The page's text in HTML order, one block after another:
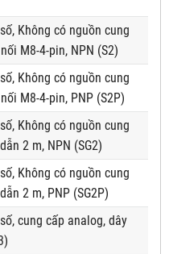
Không có nguồn cung
M8-4-pin, NPN (S2)
Không có nguồn cung
M8-4-pin, PNP (S2P)
Không có nguồn cung
2 m, NPN (SG2)
Không có nguồn cung
2 m, PNP (SG2P)
cung cấp analog, dây